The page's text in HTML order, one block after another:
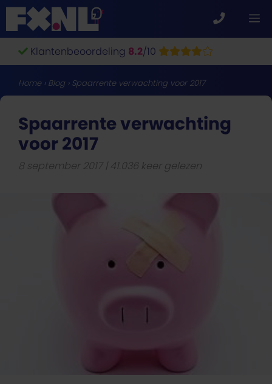
Ga
naar
de
inhoudKlantenbeoordeling 8.2/10
Home› Blog › Spaarrente verwachting voor 2017
Spaarrente verwachting
voor 2017
8 september 2017 41.036 keer gelezen